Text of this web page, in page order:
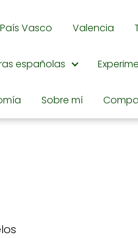
País Vasco Valencia
españolas
Sobre mí